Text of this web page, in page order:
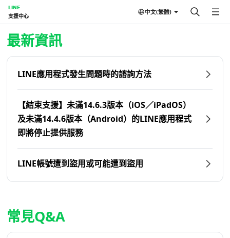
LINE
支援中心
中文(繁體)
首頁 | LINE支援中心
最新資訊
LINE應用程式發生問題時的諮詢方法
【結束支援】未滿14.6.3版本（iOS／iPadOS）
及未滿14.4.6版本（Android）的LINE應用程式
即將停止提供服務
LINE帳號遭到盜用或可能遭到盜用
常見Q&A